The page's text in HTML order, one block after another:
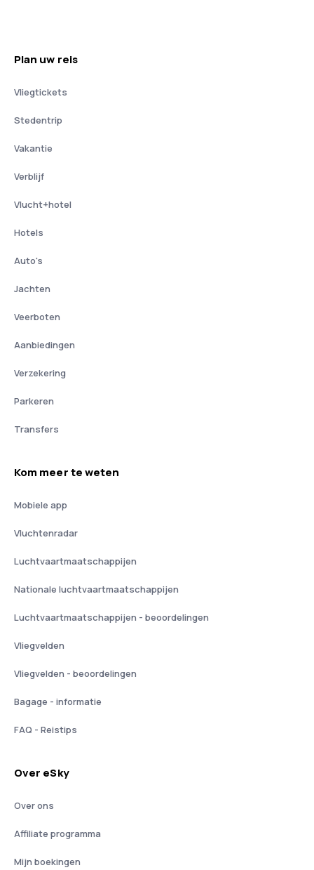
Plan uw reis
Vliegtickets
Stedentrip
Vakantie
Verblijf
Vlucht+hotel
Hotels
Auto's
Jachten
Veerboten
Aanbiedingen
Verzekering
Parkeren
Transfers
Kom meer te weten
Mobiele app
Vluchtenradar
Luchtvaartmaatschappijen
Nationale luchtvaartmaatschappijen
Luchtvaartmaatschappijen - beoordelingen
Vliegvelden
Vliegvelden - beoordelingen
Bagage - informatie
FAQ - Reistips
Over eSky
Over ons
Affiliate programma
Mijn boekingen